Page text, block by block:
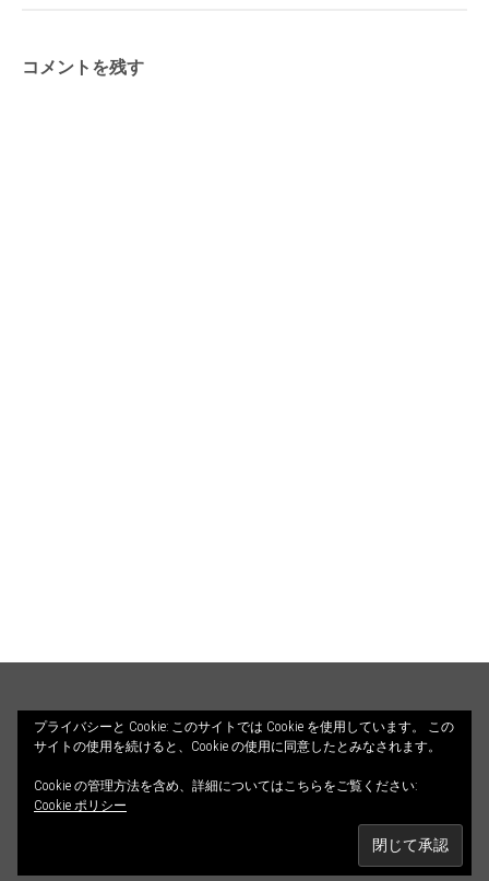
コメントを残す
COUNSELING
ILLUSTRATIONS
CONTACT
© 2026 ALETHEIA DIALOGOS. All Rights Reserved.
プライバシーと Cookie: このサイトでは Cookie を使用しています。 この
サイトの使用を続けると、Cookie の使用に同意したとみなされます。
Cookie の管理方法を含め、詳細についてはこちらをご覧ください:
Cookie ポリシー